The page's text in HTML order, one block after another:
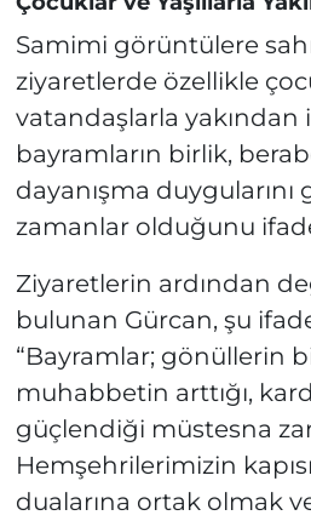
Samimi görüntülere
ziyaretlerde özellikle
vatandaşlarla yakından
bayramların birlik,
dayanışma
zamanlar olduğunu
Ziyaretlerin ardından
bulunan Gürcan, şu
“Bayramlar; gönüllerin
muhabbetin arttığı,
güçlendiği müstesna
Hemşehrilerimizin
dualarına ortak olmak